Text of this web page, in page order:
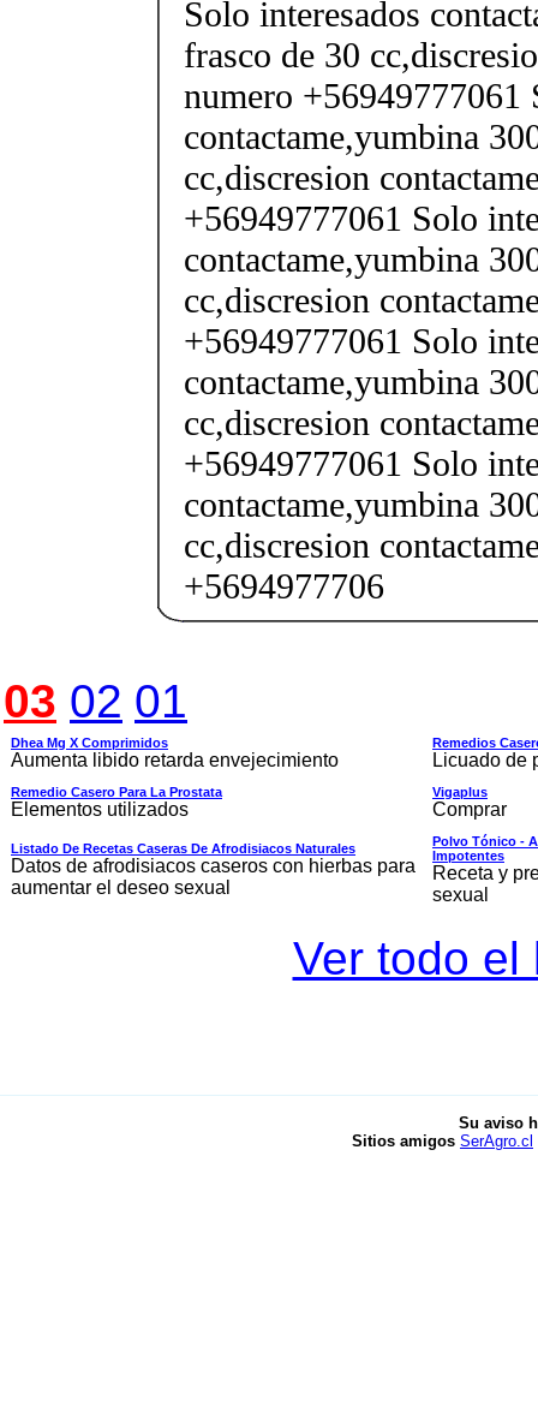
Solo interesados
frasco de 30
numero +56949777061
contactame,yumbina
cc,discresion
+56949777061 Solo
contactame,yumbina
cc,discresion
+56949777061 Solo
contactame,yumbina
cc,discresion
+56949777061 Solo
contactame,yumbina
cc,discresion
+5694977706
03 02 01
Dhea Mg X Comprimidos
Aumenta libido retarda envejecimiento
Remedios
Licuado de
Remedio Casero Para La Prostata
Elementos utilizados
Vigaplus
Comprar
Listado De Recetas Caseras De Afrodisiacos Naturales
Datos de afrodisiacos caseros con hierbas para
aumentar el deseo sexual
Polvo Tónico -
Impotentes
Receta y
sexual
Ver todo el
Su aviso
Sitios amigos SerAgro.cl